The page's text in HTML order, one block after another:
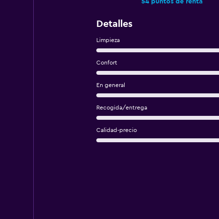
54 puntos de renta
Detalles
Limpieza
Confort
En general
Recogida/entrega
Calidad-precio